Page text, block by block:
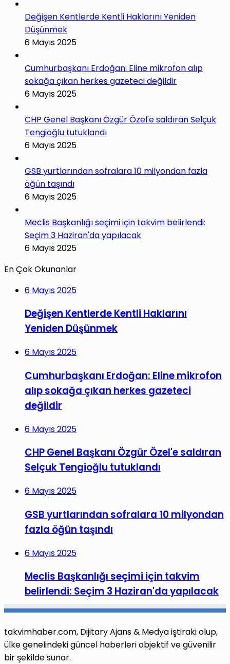
Değişen Kentlerde Kentli Haklarını Yeniden
Düşünmek
6 Mayıs 2025
Cumhurbaşkanı Erdoğan: Eline mikrofon alıp
sokağa çıkan herkes gazeteci değildir
6 Mayıs 2025
CHP Genel Başkanı Özgür Özel'e saldıran Selçuk
Tengioğlu tutuklandı
6 Mayıs 2025
GSB yurtlarından sofralara 10 milyondan fazla
öğün taşındı
6 Mayıs 2025
Meclis Başkanlığı seçimi için takvim belirlendi:
Seçim 3 Haziran'da yapılacak
6 Mayıs 2025
En Çok Okunanlar
6 Mayıs 2025
Değişen Kentlerde Kentli Haklarını
Yeniden Düşünmek
6 Mayıs 2025
Cumhurbaşkanı Erdoğan: Eline mikrofon
alıp sokağa çıkan herkes gazeteci
değildir
6 Mayıs 2025
CHP Genel Başkanı Özgür Özel'e saldıran
Selçuk Tengioğlu tutuklandı
6 Mayıs 2025
GSB yurtlarından sofralara 10 milyondan
fazla öğün taşındı
6 Mayıs 2025
Meclis Başkanlığı seçimi için takvim
belirlendi: Seçim 3 Haziran'da yapılacak
takvimhaber.com, Dijitary Ajans & Medya iştiraki olup,
ülke genelindeki güncel haberleri objektif ve güvenilir
bir şekilde sunar.